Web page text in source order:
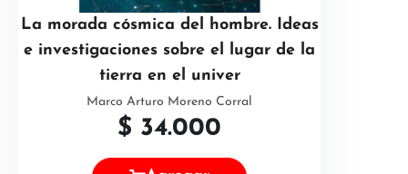
La morada cósmica del hombre. Ideas
e investigaciones sobre el lugar de la
tierra en el univer
Marco Arturo Moreno Corral
$ 34.000